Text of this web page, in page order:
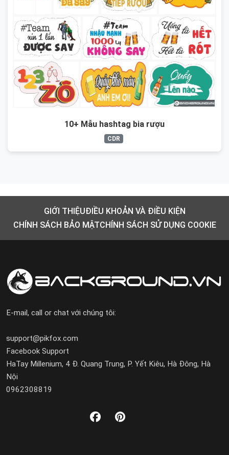
10+ Mẫu hashtag bia rượu
CDR
GIỚI THIỆUĐIỀU KHOẢN VÀ ĐIỀU KIỆN
CHÍNH SÁCH BẢO MẬTCHÍNH SÁCH SỬ DỤNG COOKIE
E-mail, call or chat với chúng tôi:
support@pikfox.com
Facebook Support
HaTay Millenium, 4 Đ. Quang Trung, P. Yết Kiêu, Hà Đông, Hà
Nội
0962308819